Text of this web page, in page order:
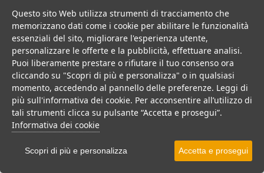
Sicilia > Terme Vigliatore > Marchesana
40 Camere
Hotel Il Gabbiano: il mare di Sicilia davanti a te, relax, ospitalità e
sapori autentici per una vacanza semplice e indimenticabile.
VEDI SU MAPPA
Questo sito Web utilizza strumenti di tracciamento che
memorizzano dati come i cookie per abilitare le funzionalità
essenziali del sito, migliorare l'esperienza utente,
personalizzare le offerte e la pubblicità, effettuare analisi.
Puoi liberamente prestare o rifiutare il tuo consenso ora
cliccando su "Scopri di più e personalizza" o in qualsiasi
momento, accedendo al pannello delle preferenze. Leggi di
più sull'informativa dei cookie. Per acconsentire all’utilizzo di
tali strumenti clicca su pulsante “Accetta e prosegui”.
Informativa dei cookie
Scopri di più e personalizza Accetta e prosegui